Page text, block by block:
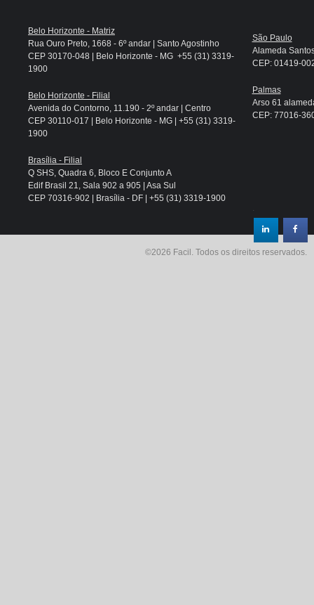
Belo Horizonte - Matriz
Rua Ouro Preto, 1668 - 6º andar | Santo Agostinho
CEP 30170-048 | Belo Horizonte - MG +55 (31) 3319-
1900
Belo Horizonte - Filial
Avenida do Contorno, 11.190 - 2º andar | Centro
CEP 30110-017 | Belo Horizonte - MG | +55 (31) 3319-
1900
Brasília - Filial
Q SHS, Quadra 6, Bloco E Conjunto A
Edif Brasil 21, Sala 902 a 905 | Asa Sul
CEP 70316-902 | Brasília - DF | +55 (31) 3319-1900
São Paulo
Alameda
CEP: 01419-
Palmas
Arso 61
CEP: 77016-
.
©2026 Facil. Todos os direitos reservados.